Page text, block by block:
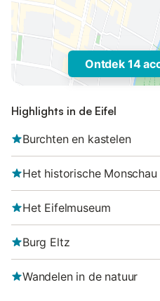
Ontdek 14
Highlights in de Eifel
Burchten en kastelen
Het historische Monschau
Het Eifelmuseum
Burg Eltz
Wandelen in de natuur